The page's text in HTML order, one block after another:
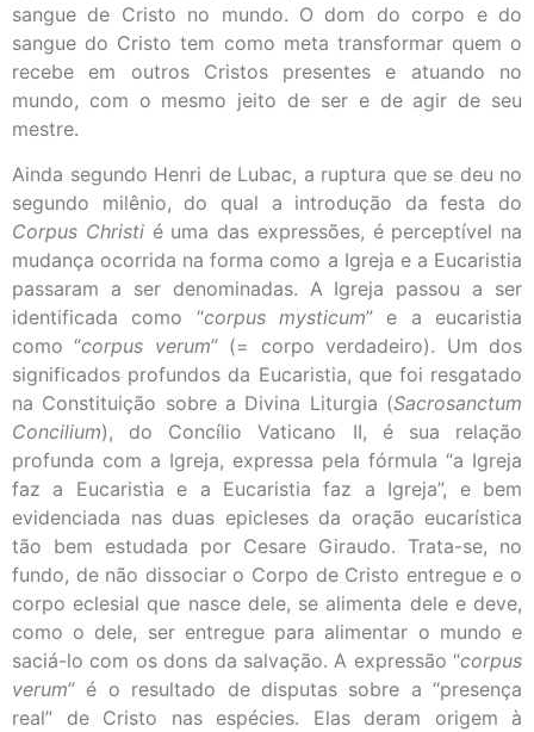
sangue de Cristo no mundo. O dom do corpo e do
sangue do Cristo tem como meta transformar quem o
recebe em outros Cristos presentes e atuando no
mundo, com o mesmo jeito de ser e de agir de seu
mestre.
Ainda segundo Henri de Lubac, a ruptura que se deu no
segundo milênio, do qual a introdução da festa do
Corpus Christié uma das expressões, é perceptível na
mudança ocorrida na forma como a Igreja e a Eucaristia
passaram a ser denominadas. A Igreja passou a ser
identificada como “corpus mysticum” e a eucaristia
como “corpus verum” (= corpo verdadeiro). Um dos
significados profundos da Eucaristia, que foi resgatado
na Constituição sobre a Divina Liturgia (Sacrosanctum
Concilium), do Concílio Vaticano II, é sua relação
profunda com a Igreja, expressa pela fórmula “a Igreja
faz a Eucaristia e a Eucaristia faz a Igreja”, e bem
evidenciada nas duas epicleses da oração eucarística
tão bem estudada por Cesare Giraudo. Trata-se, no
fundo, de não dissociar o Corpo de Cristo entregue e o
corpo eclesial que nasce dele, se alimenta dele e deve,
como o dele, ser entregue para alimentar o mundo e
saciá-lo com os dons da salvação. A expressão “corpus
verum” é o resultado de disputas sobre a “presença
real” de Cristo nas espécies. Elas deram origem à